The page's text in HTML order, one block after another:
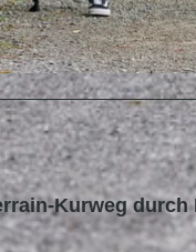
Florian Trykowski
Kurweg durch